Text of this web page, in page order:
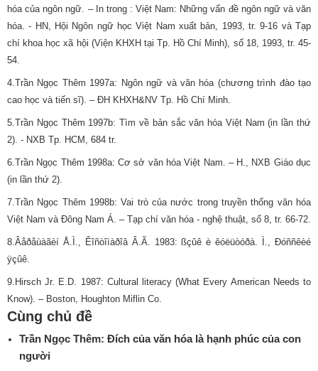
hóa của ngôn ngữ. – In trong : Việt Nam: Những vấn đề ngôn ngữ và văn
hóa. - HN, Hội Ngôn ngữ học Việt Nam xuất bản, 1993, tr. 9-16 và Tạp
chí khoa học xã hội (Viện KHXH tại Tp. Hồ Chí Minh), số 18, 1993, tr. 45-
54.
4.Trần Ngọc Thêm 1997a: Ngôn ngữ và văn hóa (chương trình đào tạo
cao học và tiến sĩ). – ĐH KHXH&NV Tp. Hồ Chí Minh.
5.Trần Ngọc Thêm 1997b: Tìm về bản sắc văn hóa Việt Nam (in lần thứ
2). - NXB Tp. HCM, 684 tr.
6.Trần Ngọc Thêm 1998a: Cơ sở văn hóa Việt Nam. – H., NXB Giáo dục
(in lần thứ 2).
7.Trần Ngọc Thêm 1998b: Vai trò của nước trong truyền thống văn hóa
Việt Nam và Đông Nam Á. – Tạp chí văn hóa - nghệ thuật, số 8, tr. 66-72.
8.Âåðåùàãèí Å.Ì., Êîñòîìàðîâ Â.Ã. 1983: ßçûê è êóëüòóðà. Ì., Ðóññêèé
ÿçûê.
9.Hirsch Jr. E.D. 1987: Cultural literacy (What Every American Needs to
Know). – Boston, Houghton Miflin Co.
Cùng chủ đề
Trần Ngọc Thêm: Đích của văn hóa là hạnh phúc của con
người